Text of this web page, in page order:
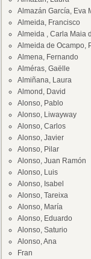
Almazán García, Eva
Almeida, Francisco
Almeida , Carla Maia
Almeida de Ocampo,
Almena, Fernando
Alméras, Gaëlle
Almiñana, Laura
Almond, David
Alonso, Pablo
Alonso, Liwayway
Alonso, Carlos
Alonso, Javier
Alonso, Pilar
Alonso, Juan Ramón
Alonso, Luis
Alonso, Isabel
Alonso, Tareixa
Alonso, María
Alonso, Eduardo
Alonso, Saturio
Alonso, Ana
Fran